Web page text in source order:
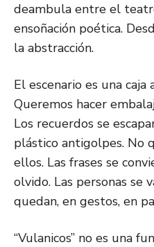
deambula entre el
ensoñación poética.
la abstracción.
El escenario es una
Queremos hacer
Los recuerdos se
plástico antigolpes. No
ellos. Las frases se
olvido. Las personas se
quedan, en gestos, en
“Vulanicos” no es una